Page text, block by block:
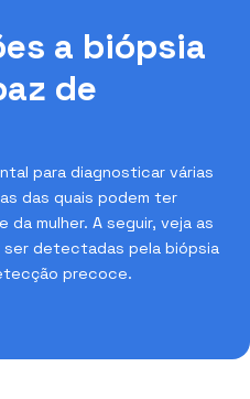
a biópsia
de
para diagnosticar várias
das quais podem ter
da mulher. A seguir, veja as
ser detectadas pela biópsia
precoce.